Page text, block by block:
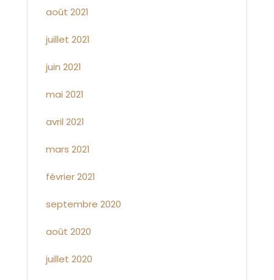
août 2021
juillet 2021
juin 2021
mai 2021
avril 2021
mars 2021
février 2021
septembre 2020
août 2020
juillet 2020